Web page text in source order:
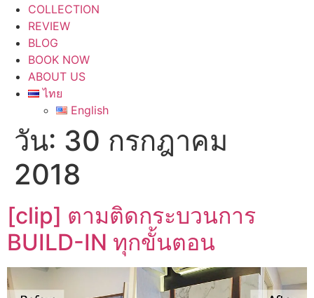
COLLECTION
REVIEW
BLOG
BOOK NOW
ABOUT US
ไทย
English
วัน: 30 กรกฎาคม
2018
[clip] ตามติดกระบวนการ
BUILD-IN ทุกขั้นตอน